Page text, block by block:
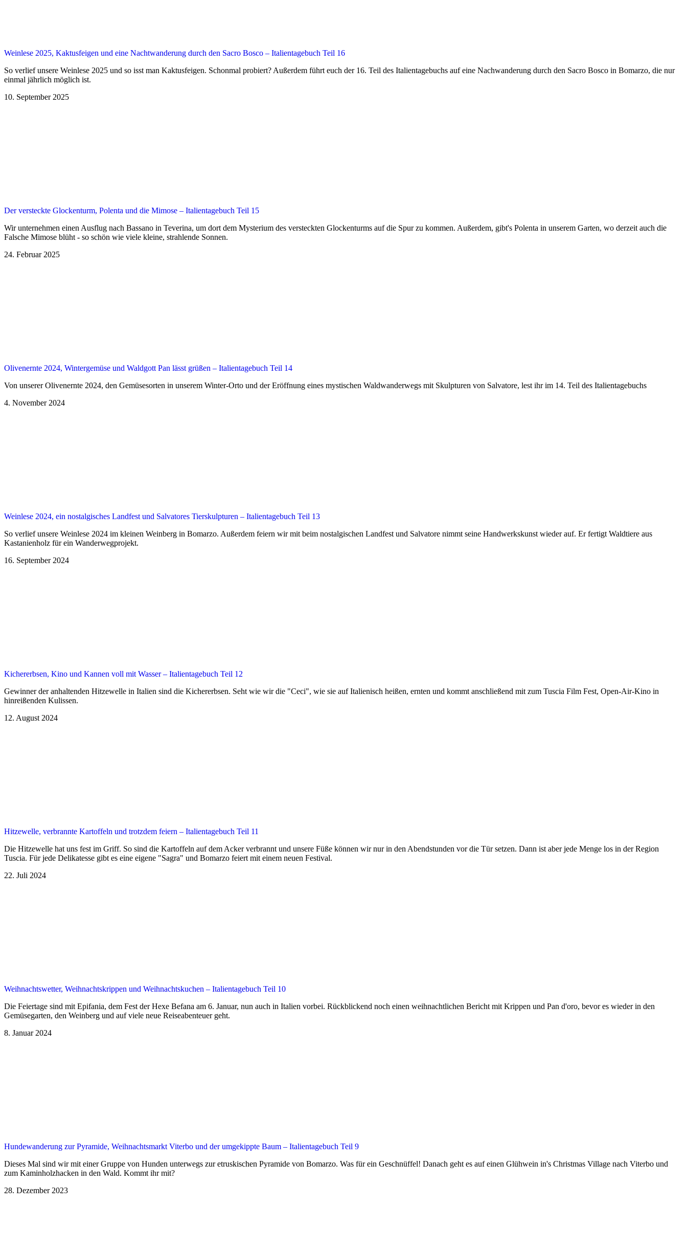
Weinlese 2025, Kaktusfeigen und eine Nachtwanderung durch den Sacro Bosco – Italientagebuch Teil 16
So verlief unsere Weinlese 2025 und so isst man Kaktusfeigen. Schonmal probiert? Außerdem führt euch der 16. Teil des Italientagebuchs auf eine Nachwanderung durch den Sacro Bosco in Bomarzo, die nur
einmal jährlich möglich ist.
10. September 2025
Der versteckte Glockenturm, Polenta und die Mimose – Italientagebuch Teil 15
Wir unternehmen einen Ausflug nach Bassano in Teverina, um dort dem Mysterium des versteckten Glockenturms auf die Spur zu kommen. Außerdem, gibt's Polenta in unserem Garten, wo derzeit auch die
Falsche Mimose blüht - so schön wie viele kleine, strahlende Sonnen.
24. Februar 2025
Olivenernte 2024, Wintergemüse und Waldgott Pan lässt grüßen – Italientagebuch Teil 14
Von unserer Olivenernte 2024, den Gemüsesorten in unserem Winter-Orto und der Eröffnung eines mystischen Waldwanderwegs mit Skulpturen von Salvatore, lest ihr im 14. Teil des Italientagebuchs
4. November 2024
Weinlese 2024, ein nostalgisches Landfest und Salvatores Tierskulpturen – Italientagebuch Teil 13
So verlief unsere Weinlese 2024 im kleinen Weinberg in Bomarzo. Außerdem feiern wir mit beim nostalgischen Landfest und Salvatore nimmt seine Handwerkskunst wieder auf. Er fertigt Waldtiere aus
Kastanienholz für ein Wanderwegprojekt.
16. September 2024
Kichererbsen, Kino und Kannen voll mit Wasser – Italientagebuch Teil 12
Gewinner der anhaltenden Hitzewelle in Italien sind die Kichererbsen. Seht wie wir die "Ceci", wie sie auf Italienisch heißen, ernten und kommt anschließend mit zum Tuscia Film Fest, Open-Air-Kino in
hinreißenden Kulissen.
12. August 2024
Hitzewelle, verbrannte Kartoffeln und trotzdem feiern – Italientagebuch Teil 11
Die Hitzewelle hat uns fest im Griff. So sind die Kartoffeln auf dem Acker verbrannt und unsere Füße können wir nur in den Abendstunden vor die Tür setzen. Dann ist aber jede Menge los in der Region
Tuscia. Für jede Delikatesse gibt es eine eigene "Sagra" und Bomarzo feiert mit einem neuen Festival.
22. Juli 2024
Weihnachtswetter, Weihnachtskrippen und Weihnachtskuchen – Italientagebuch Teil 10
Die Feiertage sind mit Epifania, dem Fest der Hexe Befana am 6. Januar, nun auch in Italien vorbei. Rückblickend noch einen weihnachtlichen Bericht mit Krippen und Pan d'oro, bevor es wieder in den
Gemüsegarten, den Weinberg und auf viele neue Reiseabenteuer geht.
8. Januar 2024
Hundewanderung zur Pyramide, Weihnachtsmarkt Viterbo und der umgekippte Baum – Italientagebuch Teil 9
Dieses Mal sind wir mit einer Gruppe von Hunden unterwegs zur etruskischen Pyramide von Bomarzo. Was für ein Geschnüffel! Danach geht es auf einen Glühwein in's Christmas Village nach Viterbo und
zum Kaminholzhacken in den Wald. Kommt ihr mit?
28. Dezember 2023